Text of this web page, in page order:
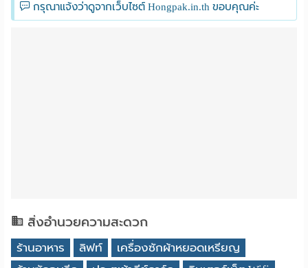
กรุณาแจ้งว่าดูจากเว็บไซต์ Hongpak.in.th ขอบคุณค่ะ
สิ่งอำนวยความสะดวก
ร้านอาหาร ลิฟท์
เครื่องซักผ้าหยอดเหรียญ